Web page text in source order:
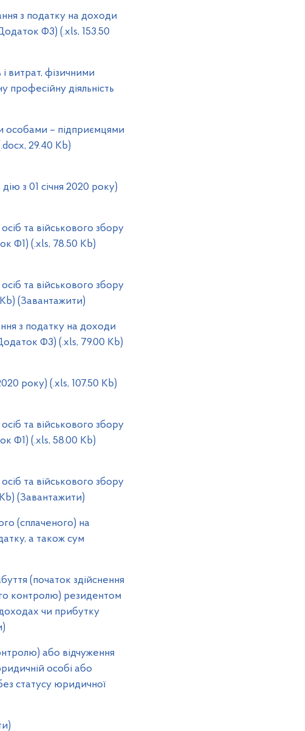
з податку на доходи
Ф3) (.xls, 153.50
витрат, фізичними
діяльність
особами – підприємцями
29.40 Kb)
з 01 січня 2020 року)
та військового збору
Ф1) (.xls, 78.50 Kb)
та військового збору
(Завантажити)
з податку на доходи
Ф3) (.xls, 79.00 Kb)
року) (.xls, 107.50 Kb)
та військового збору
Ф1) (.xls, 58.00 Kb)
та військового збору
(Завантажити)
(сплаченого) на
а також сум
(початок здійснення
контролю) резидентом
чи прибутку
або відчуження
особі або
статусу юридичної